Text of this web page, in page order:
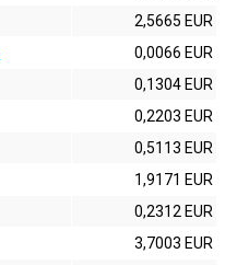
2,5665 EUR
0,0066 EUR
0,1304 EUR
0,2203 EUR
0,5113 EUR
1,9171 EUR
0,2312 EUR
3,7003 EUR